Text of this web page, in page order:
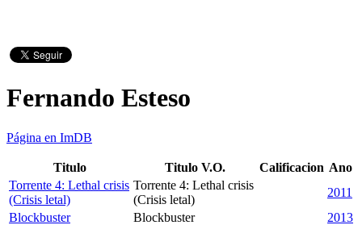
Fernando Esteso
Página en ImDB
Titulo Titulo V.O. Calificacion Ano
Torrente 4: Lethal crisis
(Crisis letal)
Torrente 4: Lethal crisis
(Crisis letal)
2011
Blockbuster
Blockbuster
2013